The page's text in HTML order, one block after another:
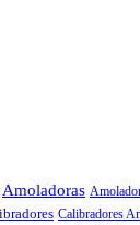
Amoladoras
Calibradores